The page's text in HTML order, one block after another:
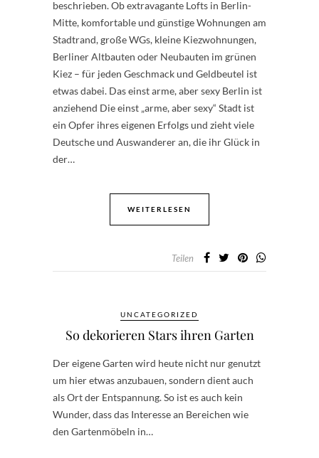
beschrieben. Ob extravagante Lofts in Berlin-
Mitte, komfortable und günstige Wohnungen am
Stadtrand, große WGs, kleine Kiezwohnungen,
Berliner Altbauten oder Neubauten im grünen
Kiez – für jeden Geschmack und Geldbeutel ist
etwas dabei. Das einst arme, aber sexy Berlin ist
anziehend Die einst „arme, aber sexy“ Stadt ist
ein Opfer ihres eigenen Erfolgs und zieht viele
Deutsche und Auswanderer an, die ihr Glück in
der…
WEITERLESEN
Teilen
UNCATEGORIZED
So dekorieren Stars ihren Garten
Der eigene Garten wird heute nicht nur genutzt
um hier etwas anzubauen, sondern dient auch
als Ort der Entspannung. So ist es auch kein
Wunder, dass das Interesse an Bereichen wie
den Gartenmöbeln in…